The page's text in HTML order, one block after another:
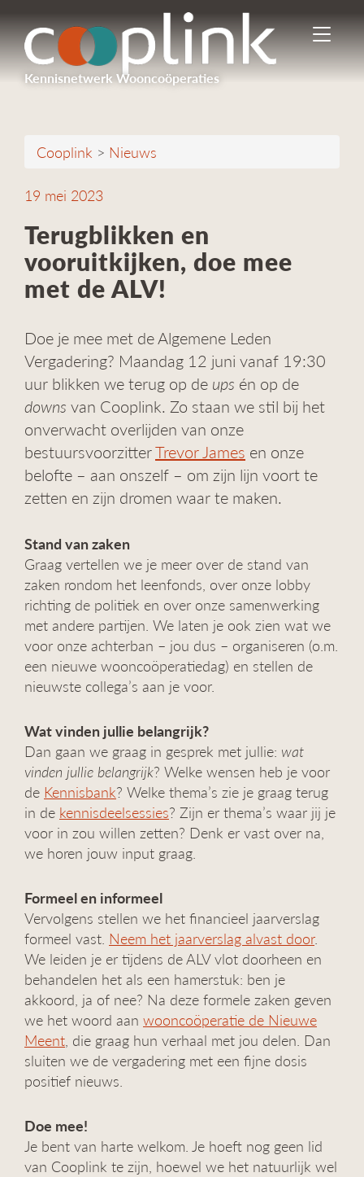
Kennisnetwerk Wooncoöperaties
I
n
-
i
t
Cooplink > Nieuws
19 mei 2023
Terugblikken en
vooruitkijken, doe mee
met de ALV!
Doe je mee met de Algemene Leden
Vergadering? Maandag 12 juni vanaf 19:30
uur blikken we terug op de ups én op de
downs van Cooplink. Zo staan we stil bij het
onverwacht overlijden van onze
bestuursvoorzitterTrevor James en onze
belofte – aan onszelf – om zijn lijn voort te
zetten en zijn dromen waar te maken.
Stand van zaken
Graag vertellen we je meer over de stand van
zaken rondom het leenfonds, over onze lobby
richting de politiek en over onze samenwerking
met andere partijen. We laten je ook zien wat we
voor onze achterban – jou dus – organiseren (o.m.
een nieuwe wooncoöperatiedag) en stellen de
nieuwste collega’s aan je voor.
Wat vinden jullie belangrijk?
Dan gaan we graag in gesprek met jullie: wat
vinden jullie belangrijk? Welke wensen heb je voor
de Kennisbank? Welke thema’s zie je graag terug
in de kennisdeelsessies? Zijn er thema’s waar jij je
voor in zou willen zetten? Denk er vast over na,
we horen jouw input graag.
Formeel en informeel
Vervolgens stellen we het financieel jaarverslag
formeel vast. Neem het jaarverslag alvast door.
We leiden je er tijdens de ALV vlot doorheen en
behandelen het als een hamerstuk: ben je
akkoord, ja of nee? Na deze formele zaken geven
we het woord aan wooncoöperatie de Nieuwe
Meent, die graag hun verhaal met jou delen. Dan
sluiten we de vergadering met een fijne dosis
positief nieuws.
Doe mee!
Je bent van harte welkom. Je hoeft nog geen lid
van Cooplink te zijn, hoewel we het natuurlijk wel